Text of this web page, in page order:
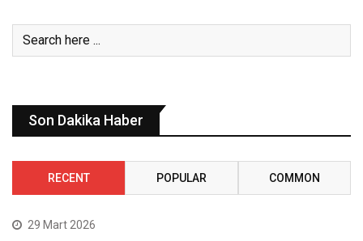
Son Dakika Haber
RECENT POPULAR COMMON
29 Mart 2026